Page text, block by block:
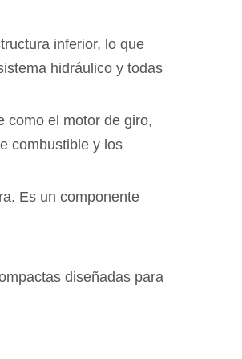
inferior, lo que
hidráulico y todas
como el motor de giro,
combustible y los
Es un componente
diseñadas para